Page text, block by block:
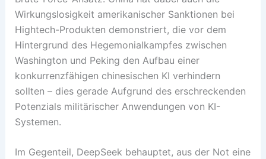
Wirkungslosigkeit amerikanischer Sanktionen bei
Hightech-Produkten demonstriert, die vor dem
Hintergrund des Hegemonialkampfes zwischen
Washington und Peking den Aufbau einer
konkurrenzfähigen chinesischen KI verhindern
sollten – dies gerade Aufgrund des erschreckenden
Potenzials militärischer Anwendungen von KI-
Systemen.
Im Gegenteil, DeepSeek behauptet, aus der Not eine